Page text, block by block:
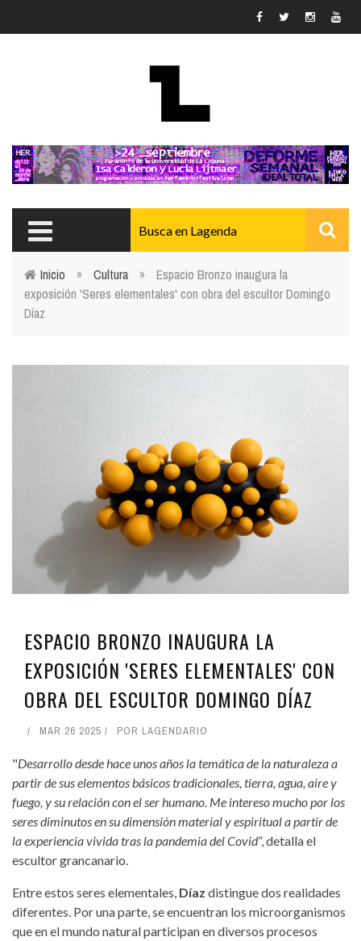
Usted está aquí
Inicio » Cultura »
Espacio Bronzo inaugura la
exposición 'Seres elementales' con obra del escultor Domingo
Díaz
ESPACIO BRONZO INAUGURA LA
EXPOSICIÓN 'SERES ELEMENTALES' CON
OBRA DEL ESCULTOR DOMINGO DÍAZ
MAR 26 2025 POR LAGENDARIO
"Desarrollo desde hace unos años la temática de la naturaleza a
partir de sus elementos básicos tradicionales, tierra, agua, aire y
fuego, y su relación con el ser humano. Me intereso mucho por los
seres diminutos en su dimensión material y espiritual a partir de
la experiencia vivida tras la pandemia del Covid”, detalla el
escultor grancanario.
Entre estos seres elementales, Díaz distingue dos realidades
diferentes. Por una parte, se encuentran los microorganismos
que en el mundo natural participan en diversos procesos